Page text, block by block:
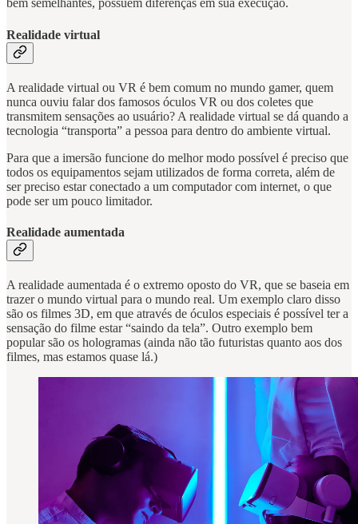
bem semelhantes, possuem diferenças em sua execução.
Realidade virtual
A realidade virtual ou VR é bem comum no mundo gamer, quem
nunca ouviu falar dos famosos óculos VR ou dos coletes que
transmitem sensações ao usuário? A realidade virtual se dá quando a
tecnologia “transporta” a pessoa para dentro do ambiente virtual.
Para que a imersão funcione do melhor modo possível é preciso que
todos os equipamentos sejam utilizados de forma correta, além de
ser preciso estar conectado a um computador com internet, o que
pode ser um pouco limitador.
Realidade aumentada
A realidade aumentada é o extremo oposto do VR, que se baseia em
trazer o mundo virtual para o mundo real. Um exemplo claro disso
são os filmes 3D, em que através de óculos especiais é possível ter a
sensação do filme estar “saindo da tela”. Outro exemplo bem
popular são os hologramas (ainda não tão futuristas quanto aos dos
filmes, mas estamos quase lá.)